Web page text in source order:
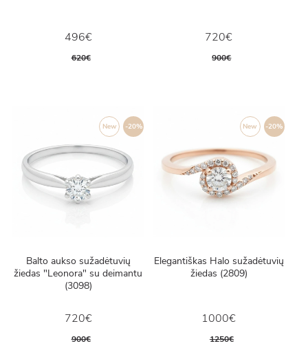
496€
620€
720€
900€
-20%
New
Balto aukso sužadėtuvių
žiedas "Leonora" su deimantu
(3098)
720€
900€
-20%
New
Elegantiškas Halo sužadėtuvių
žiedas (2809)
1000€
1250€